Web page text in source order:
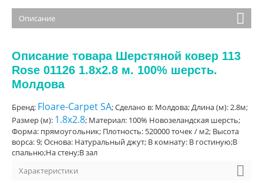
Описание
Описание товара Шерстяной ковер 113
Rose 01126 1.8x2.8 м. 100% шерсть.
Молдова
Бренд: Floare-Carpet SA; Сделано в: Молдова; Длина (м): 2.8м;
Размер (м): 1.8x2.8; Материал: 100% Новозеландская шерсть;
Форма: прямоугольник; Плотность: 520000 точек / м2; Высота
ворса: 9; Основа: Натуральный джут; В комнату: В гостиную;В
спальню;На стену;В зал
Характеристики